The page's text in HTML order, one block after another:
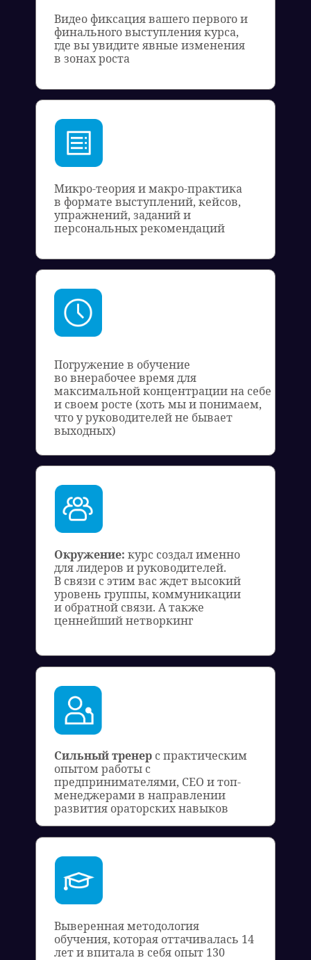
Видео фиксация вашего первого и
финального выступления курса,
где вы увидите явные изменения
в зонах роста
Микро-теория и макро-практика
в формате выступлений, кейсов,
упражнений, заданий и
персональных рекомендаций
Погружение в обучение
во внерабочее время для
максимальной концентрации на себе
и своем росте (хоть мы и понимаем,
что у руководителей не бывает
выходных)
Окружение: курс создал именно
для лидеров и руководителей.
В связи с этим вас ждет высокий
уровень группы, коммуникации
и обратной связи. А также
ценнейший нетворкинг
Сильный тренер с практическим
опытом работы с
предпринимателями, СЕО и топ-
менеджерами в направлении
развития ораторских навыков
Выверенная методология
обучения, которая оттачивалась 14
лет и впитала в себя опыт 130